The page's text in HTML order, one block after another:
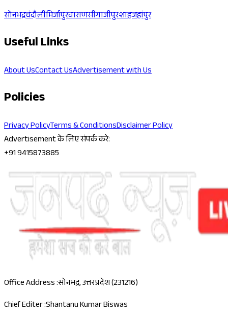
सोनभद्रचंदौलीमिर्जापुरवाराणसीगाजीपुरशाहजहांपुर
Useful Links
About UsContact UsAdvertisement with Us
Policies
Privacy PolicyTerms & ConditionsDisclaimer Policy
Advertisement के लिए संपर्क करे:
+91 9415873885
Office Address :सोनभद्र, उत्तरप्रदेश (231216)
Chief Editer :Shantanu Kumar Biswas